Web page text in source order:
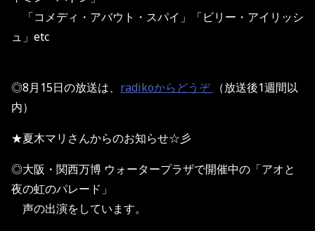
「コメディ・アバウト・スパイ」「ビリー・アイリッシ
ュ」etc
◎8月15日の放送は、 radikoからどうぞ （放送後1週間以
内）
★夏木マリさんからのお知らせ☆彡
◎大阪・関西万博 ウォータープラザで開催中の「アオと
夜の虹のパレード」
声の出演をしています。